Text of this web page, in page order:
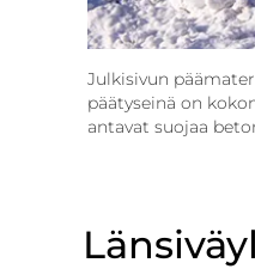
Julkisivun
päätyseinä on
antavat suojaa